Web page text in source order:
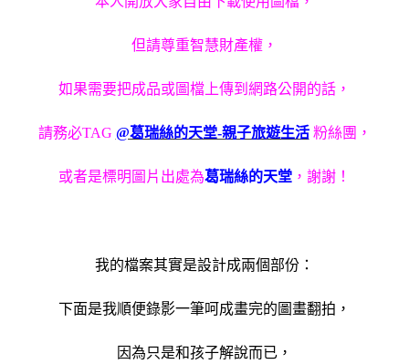
但請尊重智慧財產權，
如果需要把成品或圖檔上傳到網路公開的話，
請務必TAG @葛瑞絲的天堂-親子旅遊生活粉絲團，
或者是標明圖片出處為葛瑞絲的天堂 ，謝謝！
我的檔案其實是設計成兩個部份：
下面是我順便錄影一筆呵成畫完的圖畫翻拍，
因為只是和孩子解說而已，